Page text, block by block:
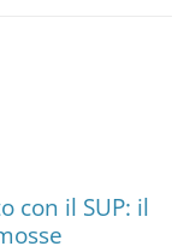
con il SUP: il